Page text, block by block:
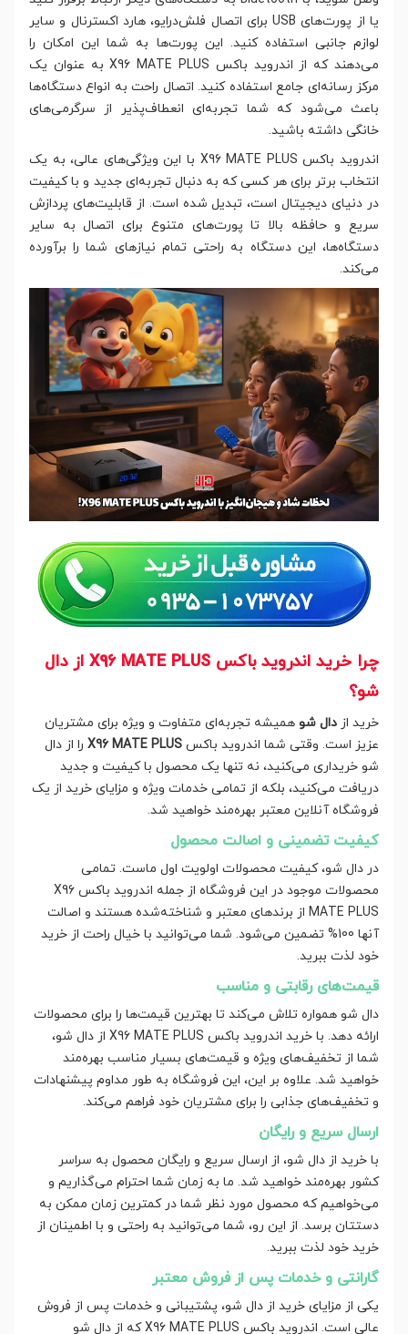
یا از پورت‌های USB برای اتصال فلش‌درایو، هارد اکسترنال و سایر
لوازم جانبی استفاده کنید. این پورت‌ها به شما این امکان را
می‌دهند که از اندروید باکس X96 MATE PLUS به عنوان یک
مرکز رسانه‌ای جامع استفاده کنید. اتصال راحت به انواع دستگاه‌ها
باعث می‌شود که شما تجربه‌ای انعطاف‌پذیر از سرگرمی‌های
خانگی داشته باشید.
اندروید باکس X96 MATE PLUS با این ویژگی‌های عالی، به یک
انتخاب برتر برای هر کسی که به دنبال تجربه‌ای جدید و با کیفیت
در دنیای دیجیتال است، تبدیل شده است. از قابلیت‌های پردازش
سریع و حافظه بالا تا پورت‌های متنوع برای اتصال به سایر
دستگاه‌ها، این دستگاه به راحتی تمام نیازهای شما را برآورده
می‌کند.
چرا خرید اندروید باکس X96 MATE PLUS از دال
شو؟
خرید از دال شو همیشه تجربه‌ای متفاوت و ویژه برای مشتریان
عزیز است. وقتی شما اندروید باکس X96 MATE PLUS را از دال
شو خریداری می‌کنید، نه تنها یک محصول با کیفیت و جدید
دریافت می‌کنید، بلکه از تمامی خدمات ویژه و مزایای خرید از یک
فروشگاه آنلاین معتبر بهره‌مند خواهید شد.
کیفیت تضمینی و اصالت محصول
در دال شو، کیفیت محصولات اولویت اول ماست. تمامی
محصولات موجود در این فروشگاه از جمله اندروید باکس X96
MATE PLUS از برندهای معتبر و شناخته‌شده هستند و اصالت
آنها 100% تضمین می‌شود. شما می‌توانید با خیال راحت از خرید
خود لذت ببرید.
قیمت‌های رقابتی و مناسب
دال شو همواره تلاش می‌کند تا بهترین قیمت‌ها را برای محصولات
ارائه دهد. با خرید اندروید باکس X96 MATE PLUS از دال شو،
شما از تخفیف‌های ویژه و قیمت‌های بسیار مناسب بهره‌مند
خواهید شد. علاوه بر این، این فروشگاه به طور مداوم پیشنهادات
و تخفیف‌های جذابی را برای مشتریان خود فراهم می‌کند.
ارسال سریع و رایگان
با خرید از دال شو، از ارسال سریع و رایگان محصول به سراسر
کشور بهره‌مند خواهید شد. ما به زمان شما احترام می‌گذاریم و
می‌خواهیم که محصول مورد نظر شما در کمترین زمان ممکن به
دستتان برسد. از این رو، شما می‌توانید به راحتی و با اطمینان از
خرید خود لذت ببرید.
گارانتی و خدمات پس از فروش معتبر
یکی از مزایای خرید از دال شو، پشتیبانی و خدمات پس از فروش
عالی است. اندروید باکس X96 MATE PLUS که از دال شو